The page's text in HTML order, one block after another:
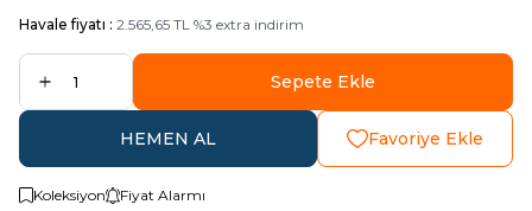
Havale fiyatı : 2.565,65 TL %3 extra indirim
Sepete Ekle
HEMEN AL Favoriye Ekle
Koleksiyon Fiyat Alarmı